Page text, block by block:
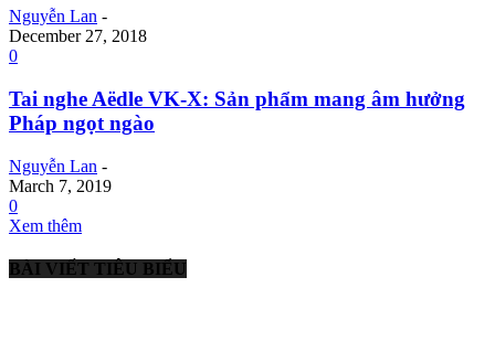
Nguyễn Lan -
December 27, 2018
0
Tai nghe Aëdle VK-X: Sản phẩm mang âm hưởng
Pháp ngọt ngào
Nguyễn Lan -
March 7, 2019
0
Xem thêm
BÀI VIẾT TIÊU BIỂU